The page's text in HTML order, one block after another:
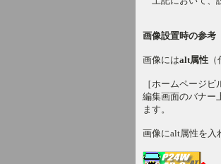
画像設置時の参考
画像にはalt属性
［ホームページ
編集画面のバナー
ます。
画像にalt属性を入